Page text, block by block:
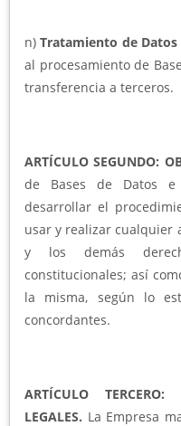
n)Tratamiento de Datos
al procesamiento de
transferencia a terceros.
ARTÍCULO SEGUNDO:
de Bases de Datos
desarrollar el
usar y realizar cualquier
y los demás
constitucionales; así
la misma, según lo
concordantes.
ARTÍCULO TERCERO:
LEGALES. La Empresa